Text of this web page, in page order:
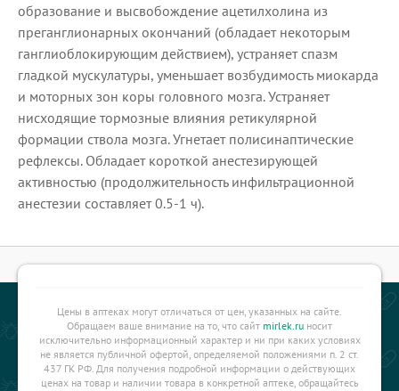
образование и высвобождение ацетилхолина из
преганглионарных окончаний (обладает некоторым
ганглиоблокирующим действием), устраняет спазм
гладкой мускулатуры, уменьшает возбудимость миокарда
и моторных зон коры головного мозга. Устраняет
нисходящие тормозные влияния ретикулярной
формации ствола мозга. Угнетает полисинаптические
рефлексы. Обладает короткой анестезирующей
активностью (продолжительность инфильтрационной
анестезии составляет 0.5-1 ч).
Цены в аптеках могут отличаться от цен, указанных на сайте.
Обращаем ваше внимание на то, что сайт mirlek.ru носит
исключительно информационный характер и ни при каких условиях
не является публичной офертой, определяемой положениями п. 2 ст.
437 ГК РФ. Для получения подробной информации о действующих
ценах на товар и наличии товара в конкретной аптеке, обращайтесь